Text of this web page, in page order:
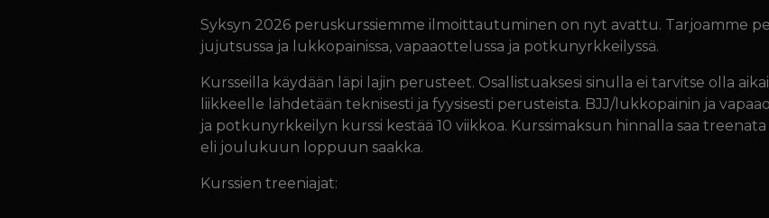
Syksyn 2026 peruskurssiemme ilmoittautuminen on nyt avattu. Tarjoamme
jujutsussa ja lukkopainissa, vapaaottelussa ja potkunyrkkeilyssä.
Kursseilla käydään läpi lajin perusteet. Osallistuaksesi sinulla ei tarvitse olla
liikkeelle lähdetään teknisesti ja fyysisesti perusteista. BJJ/lukkopainin ja
ja potkunyrkkeilyn kurssi kestää 10 viikkoa. Kurssimaksun hinnalla saa
eli joulukuun loppuun saakka.
Kurssien treeniajat: